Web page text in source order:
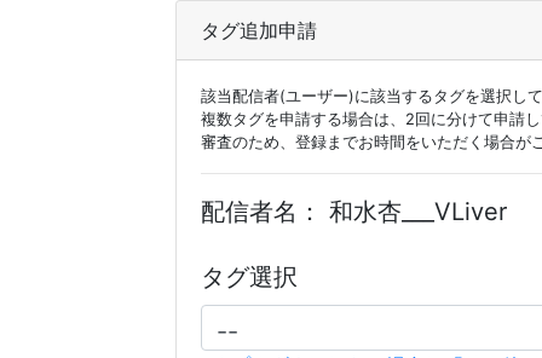
タグ追加申請
該当配信者(ユーザー)に該当するタグを選択し
複数タグを申請する場合は、2回に分けて申請
審査のため、登録までお時間をいただく場合が
配信者名： 和水杏___VLiver
タグ選択